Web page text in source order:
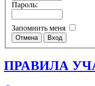
Пароль:
Запомнить меня
ПРАВИЛА